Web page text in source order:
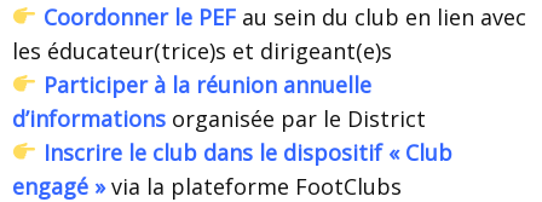
Coordonner le PEFau sein du club en lien avec
les éducateur(trice)s et dirigeant(e)s
Participer à la réunion annuelle
d’informations organisée par le District
Inscrire le club dans le dispositif « Club
engagé »via la plateforme FootClubs